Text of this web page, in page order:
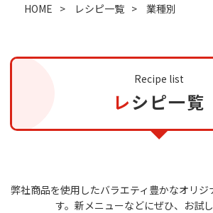
HOME レシピ一覧 業種別
Recipe list
レシピ一覧
弊社商品を使用したバラエティ豊かなオリ
す。 新メニューなどにぜひ、お試し